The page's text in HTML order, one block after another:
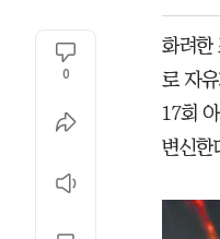
0
화려한
로 자
17회
변신한